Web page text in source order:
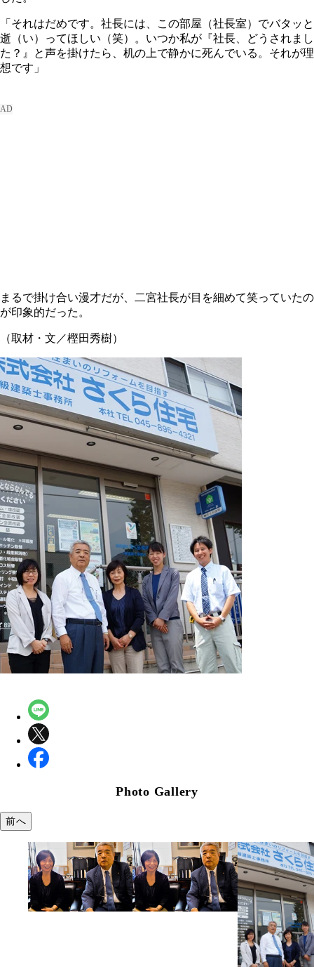
「それはだめです。社長には、この部屋（社長室）でバタッと
逝（い）ってほしい（笑）。いつか私が『社長、どうされまし
た？』と声を掛けたら、机の上で静かに死んでいる。それが理
想です」
まるで掛け合い漫才だが、二宮社長が目を細めて笑っていたの
が印象的だった。
（取材・文／樫田秀樹）
Photo Gallery
前へ